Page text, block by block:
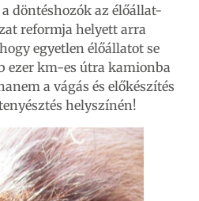
döntéshozók az élőállat-
reformja helyett arra
egyetlen élőállatot se
ezer km-es útra kamionba
a vágás és előkészítés
helyszínén!